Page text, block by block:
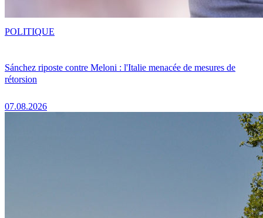
Sánchez riposte contre Meloni : l'Italie menacée de mesures de
rétorsion
07.08.2026
POLITIQUE